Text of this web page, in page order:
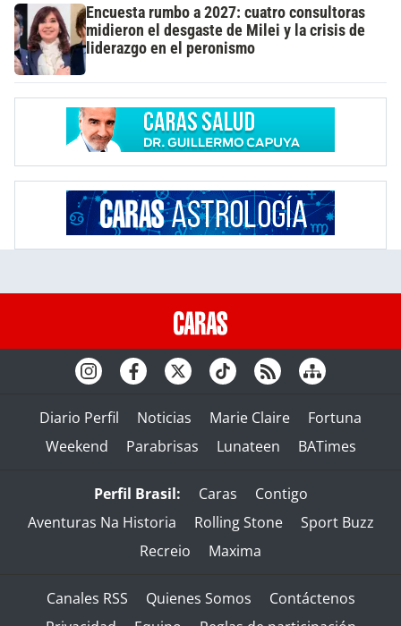
Encuesta rumbo a 2027: cuatro consultoras
midieron el desgaste de Milei y la crisis de
liderazgo en el peronismo
Diario Perfil Noticias Marie Claire
Fortuna
Weekend
Parabrisas Lunateen BATimes
Perfil Brasil: Caras
Contigo
Aventuras Na Historia
Rolling Stone
Sport Buzz
Recreio
Maxima
Canales RSS Quienes Somos
Contáctenos